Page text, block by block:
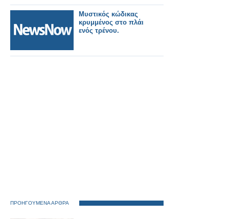
Μυστικός κώδικας
κρυμμένος στο πλάι
ενός τρένου.
ΠΡΟΗΓΟΥΜΕΝΑ ΑΡΘΡΑ